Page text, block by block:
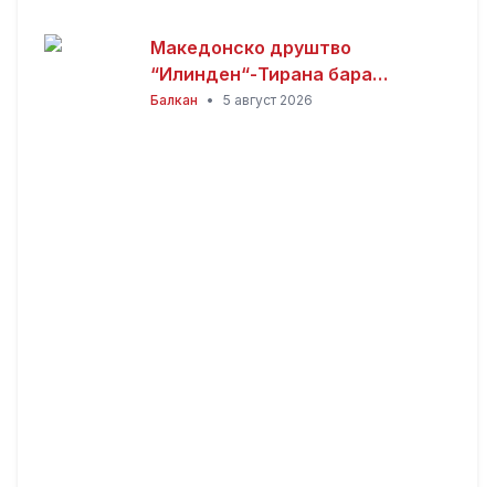
Македонско друштво
“Илинден“-Тирана бара
официјалната веб-страница на
Балкан • 5 август 2026